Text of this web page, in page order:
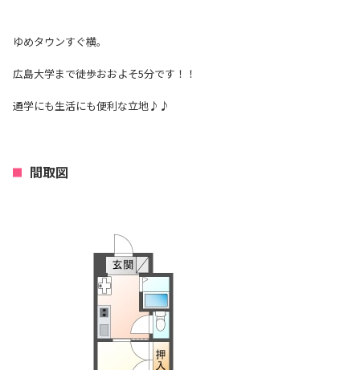
ゆめタウンすぐ横。
広島大学まで徒歩おおよそ5分です！！
通学にも生活にも便利な立地♪♪
間取図